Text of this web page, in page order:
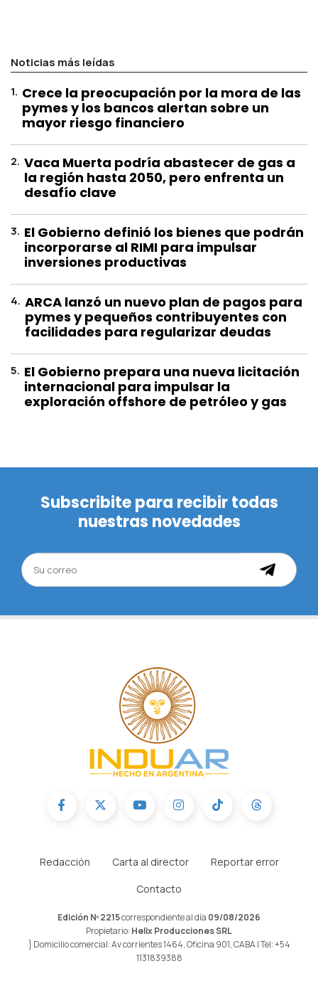
Noticias más leídas
1. Crece la preocupación por la mora de las
pymes y los bancos alertan sobre un
mayor riesgo financiero
2. Vaca Muerta podría abastecer de gas a
la región hasta 2050, pero enfrenta un
desafío clave
3. El Gobierno definió los bienes que podrán
incorporarse al RIMI para impulsar
inversiones productivas
4. ARCA lanzó un nuevo plan de pagos para
pymes y pequeños contribuyentes con
facilidades para regularizar deudas
5. El Gobierno prepara una nueva licitación
internacional para impulsar la
exploración offshore de petróleo y gas
Subscribite para recibir todas
nuestras novedades
Redacción Carta al director
Reportar error
Contacto
Edición Nº 2215correspondiente al día 09/08/2026
Propietario: Helix Producciones SRL
} Domicilio comercial: Av corrientes 1464, Oficina 901, CABA | Tel: +54
1131839388